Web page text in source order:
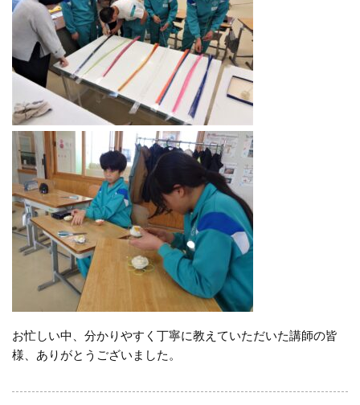
お忙しい中、分かりやすく丁寧に教えていただいた講師の皆
様、ありがとうございました。